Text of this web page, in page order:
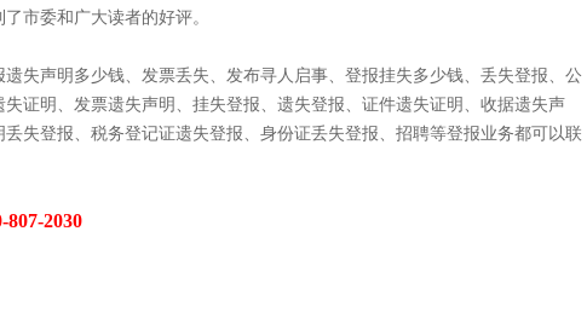
市委和广大读者的好评。
失声明多少钱、发票丢失、发布寻人启事、登报挂失多少钱、丢失登报、公
证明、发票遗失声明、挂失登报、遗失登报、证件遗失证明、收据遗失声
失登报、税务登记证遗失登报、身份证丢失登报、招聘等登报业务都可以联
807-2030